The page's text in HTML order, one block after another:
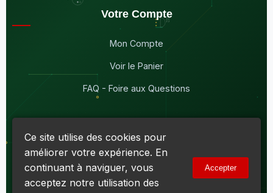
Votre Compte
Mon Compte
Voir le Panier
FAQ - Foire aux Questions
© 2026Maddison Électronique Inc.
Politique de confidentialité & Cookies|
Conditions d'utilisation
Numéro d'entreprise du Québec (NEQ) :
Ce site utilise des cookies pour
améliorer votre expérience. En
continuant à naviguer, vous
acceptez notre utilisation des
Accepter